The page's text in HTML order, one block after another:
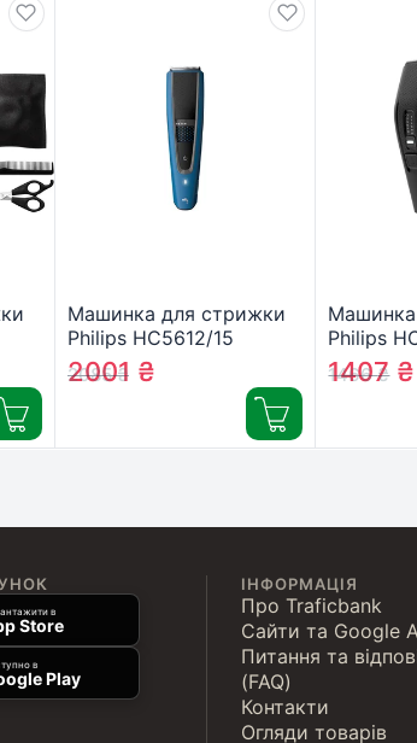
Машинка для стрижки
Philips HC5612/15
2085₴
2001 ₴
Philips
1466₴
1407 ₴
в
Store
в
Play
ІНФОРМАЦІЯ
Про Traficbank
Сайти та Google
Питання та
(FAQ)
Контакти
Огляди товарів